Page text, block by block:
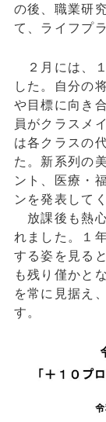
の後、職業研
て、ライフプ
２月には、
した。自分の
や目標に向き
員がクラスメ
は各クラスの
た。新系列の
ント、医療・
ンを発表して
放課後も熱
れました。１
する姿を見る
も残り僅かと
を常に見据え
す。